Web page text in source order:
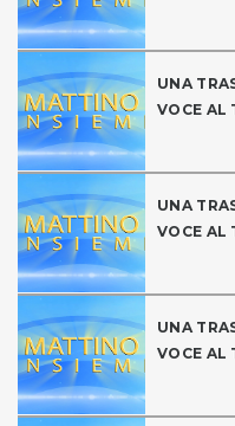
UNA
VOCE AL
UNA
VOCE AL
UNA
VOCE AL